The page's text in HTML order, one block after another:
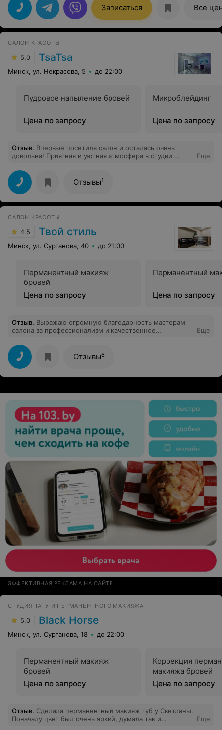
Записаться Все
САЛОН КРАСОТЫ
5.0 TsaTsa
Минск, ул. Некрасова, 5 до 22:00
Пудровое напыление бровей
Цена по запросу
Микроблейдинг
Цена по запросу
Отзыв. Впервые посетила салон и осталась очень
довольна! Приятная и уютная атмосфера в студии.
долговременным покрытием. Спасибо, вернусь ещё!
Еще
Отзывы1
САЛОН КРАСОТЫ
4.5 Твой стиль
Минск, ул. Сурганова, 40 до 21:00
Перманентный макияж
бровей
Цена по запросу
Перманентный
Цена по запросу
Отзыв. Выражаю огромную благодарность мастерам
салона за профессионализм и качественное
ВИКТОРИИ. Милейший человек с золотыми руками.
Развивайтесь, расширяйтесь, совершенствуйтесь!!!!
Еще
Отзывы6
ЭФФЕКТИВНАЯ РЕКЛАМА НА САЙТЕ
СТУДИЯ ТАТУ И ПЕРМАНЕНТНОГО МАКИЯЖА
5.0 Black Horse
Минск, ул. Сурганова, 18 до 22:00
Перманентный макияж
бровей
Цена по запросу
Коррекция
макияжа бровей
Цена по запросу
Отзыв. Сделала перманентный макияж губ у Светланы.
Поначалу цвет был очень яркий, думала так и
Еще